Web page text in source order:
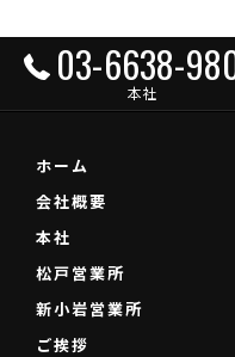
03-6638-
本社
ホーム
会社概要
本社
松戸営業所
新小岩営業所
ご挨拶